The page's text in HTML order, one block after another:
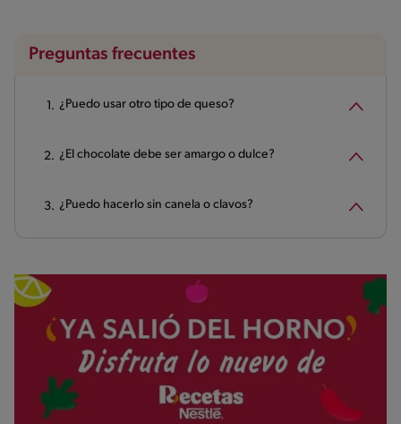
Preguntas frecuentes
¿Puedo usar otro tipo de queso?
¿El chocolate debe ser amargo o dulce?
¿Puedo hacerlo sin canela o clavos?